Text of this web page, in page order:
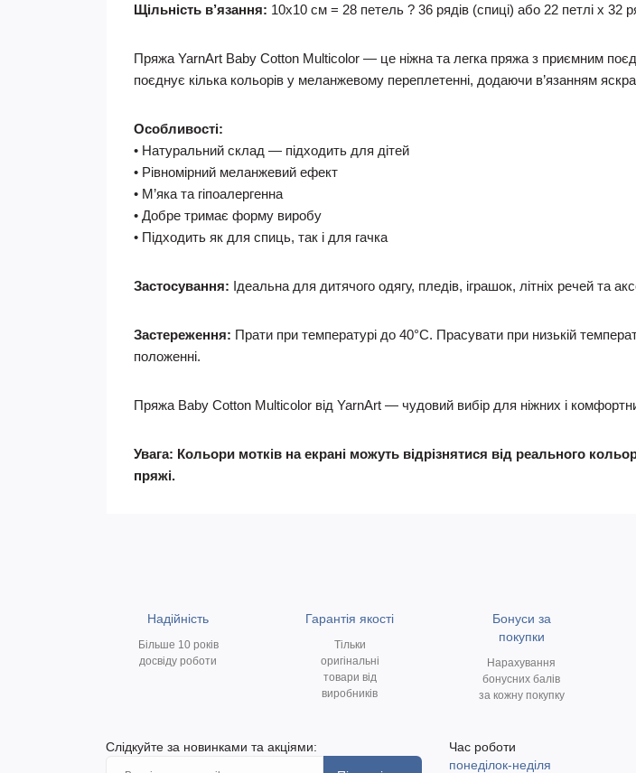
Щільність в’язання: 10x10 см = 28 петель ? 36 рядів (спиці) або 22 петлі x 32
Пряжа YarnArt Baby Cotton Multicolor — це ніжна та легка пряжа з приємним
поєднує кілька кольорів у меланжевому переплетенні, додаючи в’язанням
Особливості:
• Натуральний склад — підходить для дітей
• Рівномірний меланжевий ефект
• М’яка та гіпоалергенна
• Добре тримає форму виробу
• Підходить як для спиць, так і для гачка
Застосування: Ідеальна для дитячого одягу, пледів, іграшок, літніх речей та
Застереження: Прати при температурі до 40°C. Прасувати при низькій
положенні.
Пряжа Baby Cotton Multicolor від YarnArt — чудовий вибір для ніжних і
Увага: Кольори мотків на екрані можуть відрізнятися від реального
пряжі.
Надійність
Більше 10 років
досвіду роботи
Гарантія якості
Тільки
оригінальні
товари від
виробників
Бонуси за
покупки
Нарахування
бонусних балів
за кожну покупку
Слідкуйте за новинками та акціями:
Час роботи
понеділок-неділя